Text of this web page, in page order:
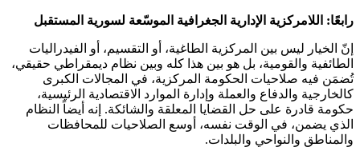
رابعًا: اللامركزية الإدارية الجغرافية الموسّعة لسورية المستقبل
إنّ الخيار ليس بين المركزية الطاغية، أو التقسيم، أو الفيدراليات
الطائفية والقومية، بل هو بين هذا كله وبين نظام ديمقراطي حقيقي،
تُضمَن فيه صلاحيات الحكومة المركزية، في المجالات الكبرى
كالخارجية والدفاع والعملة وإدارة الموارد الاقتصادية الرئيسية،
حكومة قادرة على حل القضايا المعلقة والشائكة. إنه أيضاً النظام
الذي يضمن، في الوقت نفسه، أوسع الصلاحيات للمحافظات
والمناطق والنواحي والبلدات.